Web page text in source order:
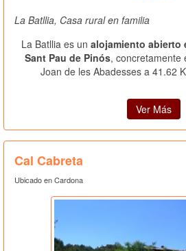
La Batllia, Casa rural en familia
La Batllia es un alojamiento abierto
Sant Pau de Pinós, concretamente
Joan de les Abadesses a 41.62
Ver Más
Cal Cabreta
Ubicado en Cardona